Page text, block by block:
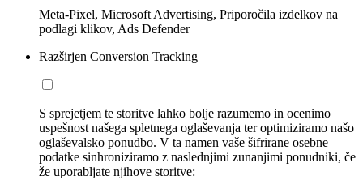
Meta-Pixel, Microsoft Advertising, Priporočila izdelkov na
podlagi klikov, Ads Defender
Razširjen Conversion Tracking
S sprejetjem te storitve lahko bolje razumemo in ocenimo
uspešnost našega spletnega oglaševanja ter optimiziramo našo
oglaševalsko ponudbo. V ta namen vaše šifrirane osebne
podatke sinhroniziramo z naslednjimi zunanjimi ponudniki, če
že uporabljate njihove storitve: